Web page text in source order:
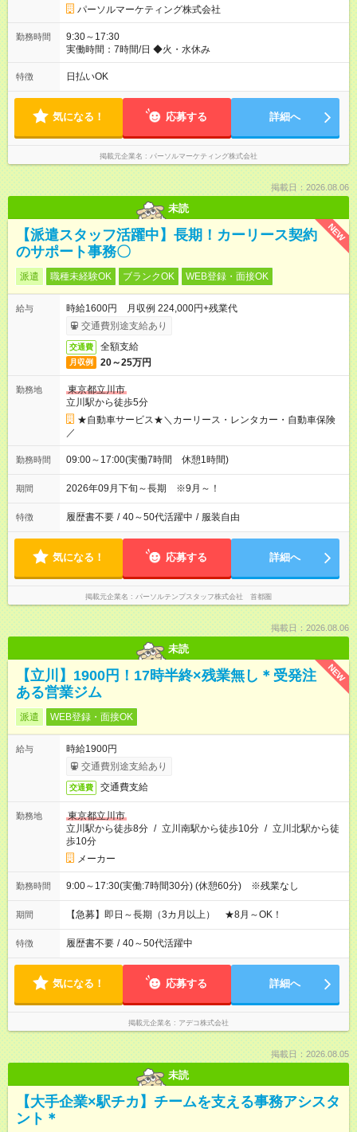
パーソルマーケティング株式会社
勤務時間
9:30～17:30
実働時間：7時間/日 ◆火・水休み
特徴 日払いOK
気になる！ 応募する 詳細へ
掲載元企業名 パーソルマーケティング株式会社
掲載日：2026.08.06
未読
NEW
【派遣スタッフ活躍中】長期！カーリース契約
のサポート事務〇
派遣 職種未経験OK ブランクOK WEB登録・面接OK
給与
時給1600円 月収例 224,000円+残業代
交通費別途支給あり
交通費 全額支給
月収例 20～25万円
勤務地
東京都立川市
立川駅から徒歩5分
★自動車サービス★＼カーリース・レンタカー・自動車保険
／
勤務時間 09:00～17:00(実働7時間 休憩1時間)
期間 2026年09月下旬～長期 ※9月～！
特徴 履歴書不要 / 40～50代活躍中 / 服装自由
気になる！ 応募する 詳細へ
掲載元企業名 パーソルテンプスタッフ株式会社 首都圏
掲載日：2026.08.06
未読
NEW
【立川】1900円！17時半終×残業無し＊受発注
ある営業ジム
派遣 WEB登録・面接OK
給与
時給1900円
交通費別途支給あり
交通費 交通費支給
勤務地
東京都立川市
立川駅から徒歩8分 / 立川南駅から徒歩10分 / 立川北駅から徒
歩10分
メーカー
勤務時間 9:00～17:30(実働:7時間30分) (休憩60分) ※残業なし
期間 【急募】即日～長期（3カ月以上） ★8月～OK！
特徴 履歴書不要 / 40～50代活躍中
気になる！ 応募する 詳細へ
掲載元企業名 アデコ株式会社
掲載日：2026.08.05
未読
【大手企業×駅チカ】チームを支える事務アシスタ
ント＊